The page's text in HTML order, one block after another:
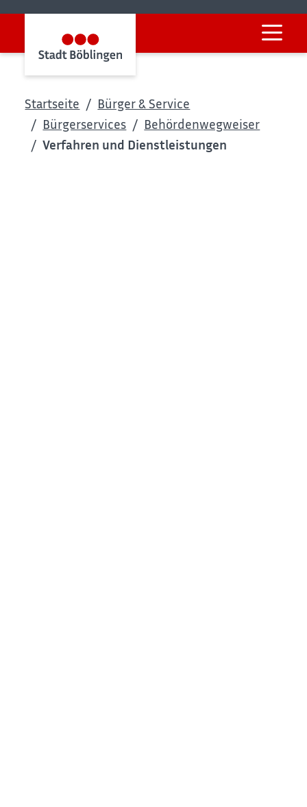
Startseite
Bürger & Service
Bürgerservices
Behördenwegweiser
Verfahren und Dienstleistungen